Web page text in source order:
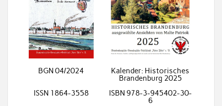
BGN 04/2024
Kalender: Historisches
Brandenburg 2025
ISSN 1864-3558
ISBN 978-3-945402-30-
6